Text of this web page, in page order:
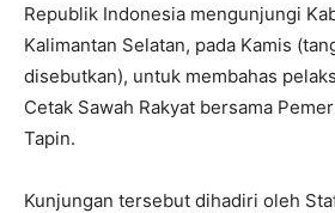
Republik Indonesia mengunjungi
Kalimantan Selatan, pada Kamis
disebutkan), untuk membahas
Cetak Sawah Rakyat bersama
Tapin.
Kunjungan tersebut dihadiri oleh